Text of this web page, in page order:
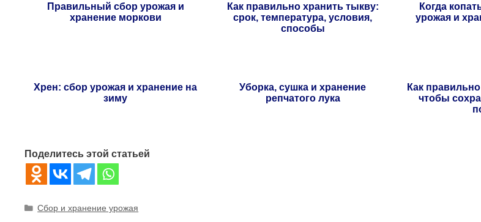
Правильный сбор урожая и
хранение моркови
Как правильно хранить тыкву:
срок, температура, условия,
способы
Когда
урожая и
Хрен: сбор урожая и хранение на
зиму
Уборка, сушка и хранение
репчатого лука
Как
чтобы
Поделитесь этой статьей
Рубрики
Сбор и хранение урожая